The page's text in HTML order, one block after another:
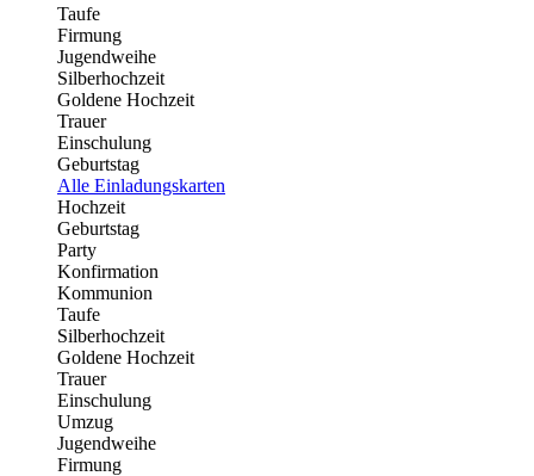
Taufe
Firmung
Jugendweihe
Silberhochzeit
Goldene Hochzeit
Trauer
Einschulung
Geburtstag
Alle Einladungskarten
Hochzeit
Geburtstag
Party
Konfirmation
Kommunion
Taufe
Silberhochzeit
Goldene Hochzeit
Trauer
Einschulung
Umzug
Jugendweihe
Firmung